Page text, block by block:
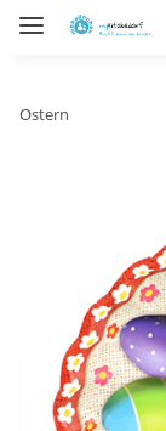
Ostern